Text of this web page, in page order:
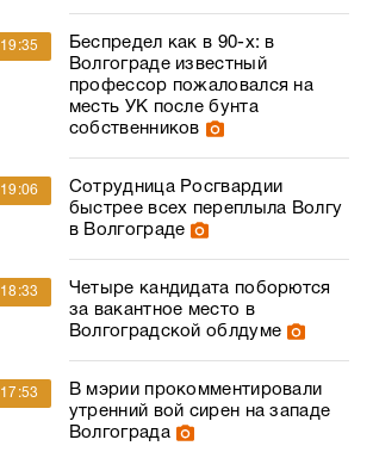
19:35
Беспредел как в 90-х: в
Волгограде известный
профессор пожаловался на
месть УК после бунта
собственников
19:06
Сотрудница Росгвардии
быстрее всех переплыла Волгу
в Волгограде
18:33
Четыре кандидата поборются
за вакантное место в
Волгоградской облдуме
17:53
В мэрии прокомментировали
утренний вой сирен на западе
Волгограда